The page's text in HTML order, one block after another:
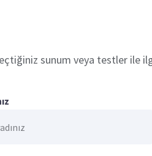
sunum veya testler ile